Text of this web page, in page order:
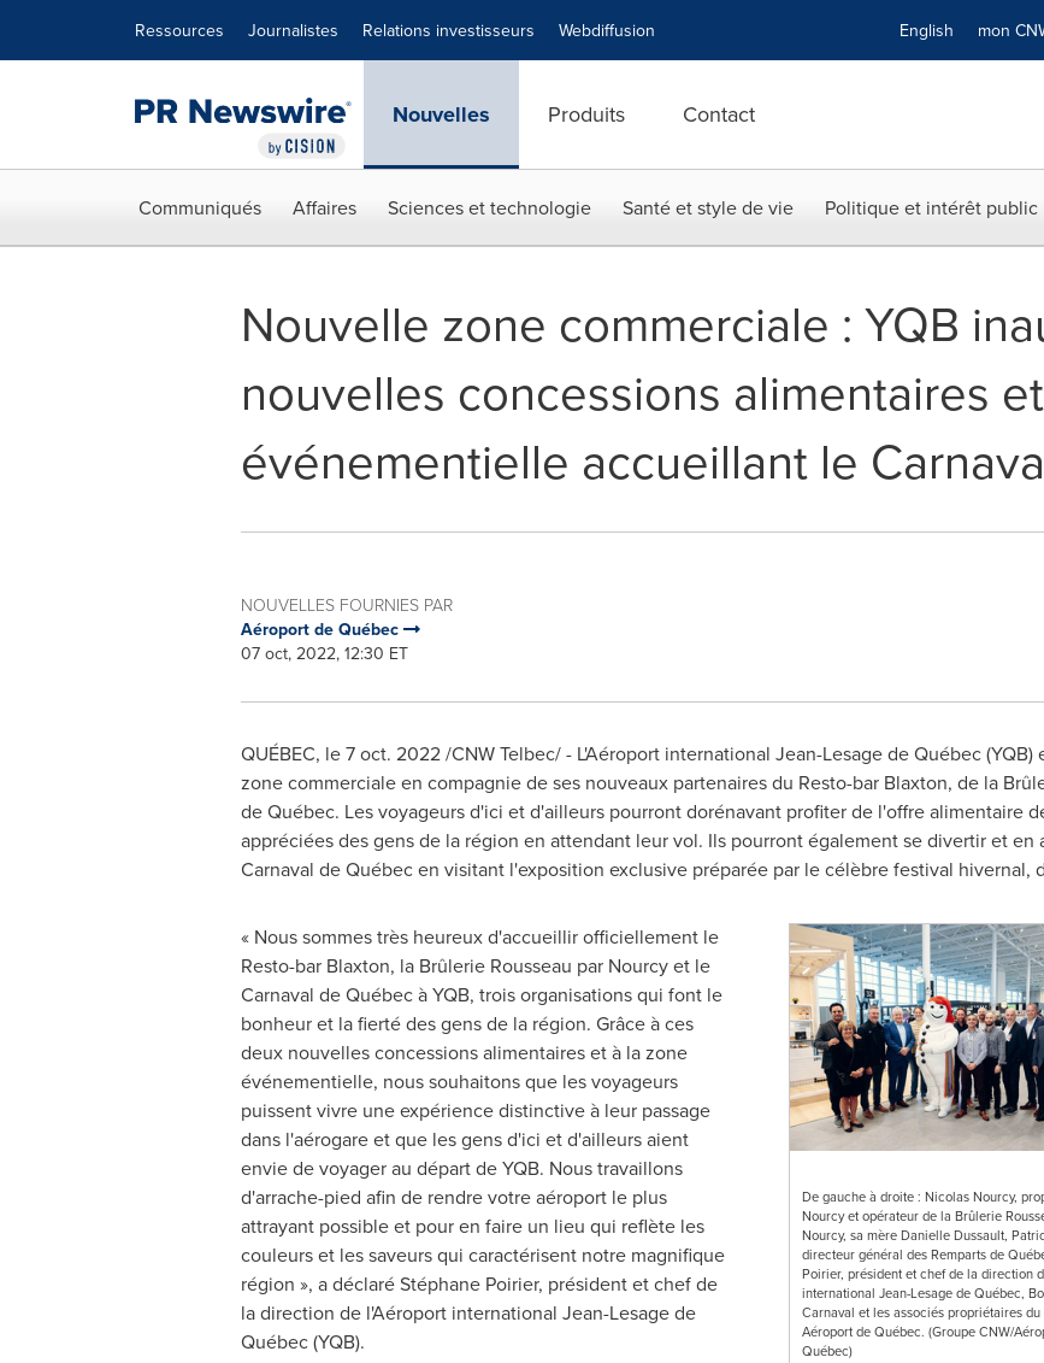
Ressources Journalistes Relations investisseurs Webdiffusion English mon
Nouvelles Produits Contact
Communiqués Affaires Sciences et technologie Santé et style de vie Politique et intérêt public
Nouvelle zone commerciale : YQB
nouvelles concessions alimentaires
événementielle accueillant le
NOUVELLES FOURNIES PAR
Aéroport de Québec
07 oct, 2022, 12:30 ET
QUÉBEC, le7 oct. 2022/CNW Telbec/ - L'Aéroport international Jean-Lesage de Québec
zone commerciale en compagnie de ses nouveaux partenaires du Resto-bar Blaxton, de la
de Québec. Les voyageurs d'ici et d'ailleurs pourront dorénavant profiter de l'offre alimentaire
appréciées des gens de la région en attendant leur vol. Ils pourront également se divertir et en
Carnaval de Québec en visitant l'exposition exclusive préparée par le célèbre festival
De gauche à droite : Nicolas Nourcy,
Nourcy et opérateur de la Brûlerie
Nourcy, sa mère Danielle Dussault,
directeur général des Remparts de
Poirier, président et chef de la direction
international Jean-Lesage de Québec,
Carnaval et les associés propriétaires du
Aéroport de Québec. (Groupe CNW/
Québec)
« Nous sommes très heureux d'accueillir officiellement le
Resto-bar Blaxton, la Brûlerie Rousseau par Nourcy et le
Carnaval de Québec à YQB, trois organisations qui font le
bonheur et la fierté des gens de la région. Grâce à ces
deux nouvelles concessions alimentaires et à la zone
événementielle, nous souhaitons que les voyageurs
puissent vivre une expérience distinctive à leur passage
dans l'aérogare et que les gens d'ici et d'ailleurs aient
envie de voyager au départ de YQB. Nous travaillons
d'arrache-pied afin de rendre votre aéroport le plus
attrayant possible et pour en faire un lieu qui reflète les
couleurs et les saveurs qui caractérisent notre magnifique
région », a déclaré Stéphane Poirier, président et chef de
la direction de l'Aéroport international Jean-Lesage de
Québec (YQB).